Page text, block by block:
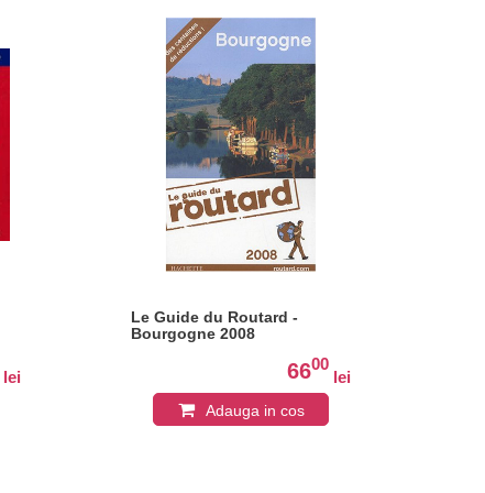
lei
Le Guide du Routard -
Bourgogne 2008
6600
lei
Adauga in cos